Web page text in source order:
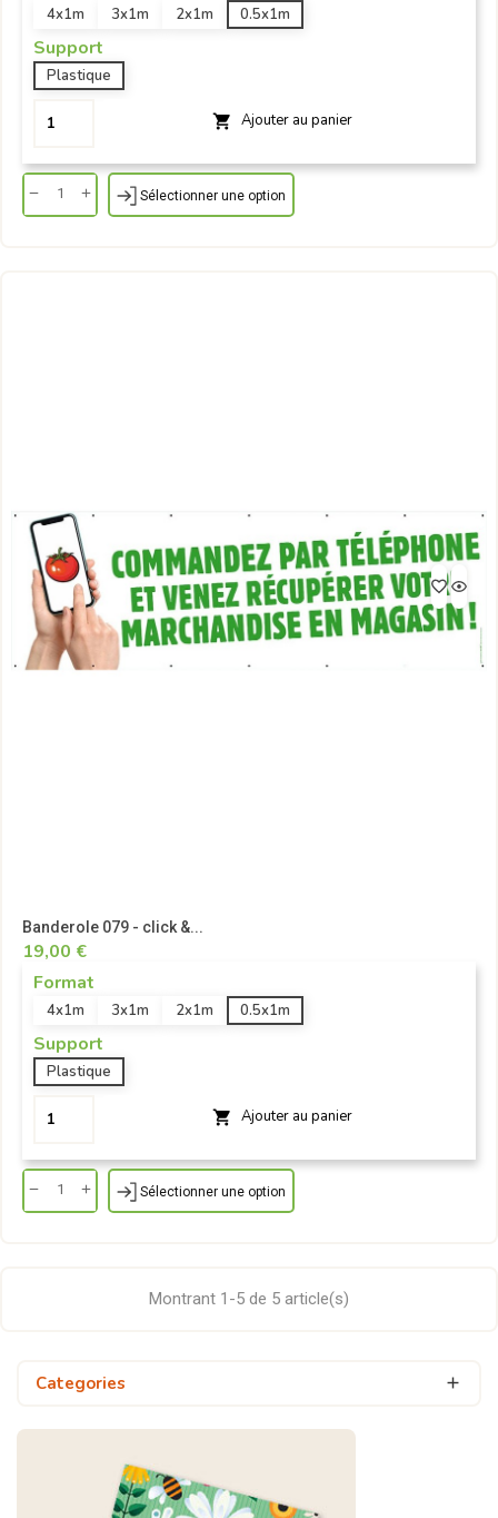
4x1m 3x1m 2x1m 0.5x1m
Support
Plastique
 Ajouter au panier
Sélectionner une option
Banderole 079 - click &...
19,00 €
Format
4x1m 3x1m 2x1m 0.5x1m
Support
Plastique
 Ajouter au panier
Sélectionner une option
Montrant 1-5 de 5 article(s)
Categories 